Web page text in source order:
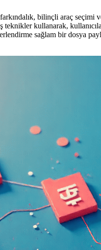
bilinçli araç
kullanarak,
sağlam bir dosya